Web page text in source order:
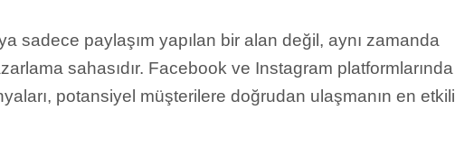
sadece paylaşım yapılan bir alan değil, aynı zamanda
sahasıdır. Facebook ve Instagram platformlarında
potansiyel müşterilere doğrudan ulaşmanın en etkili